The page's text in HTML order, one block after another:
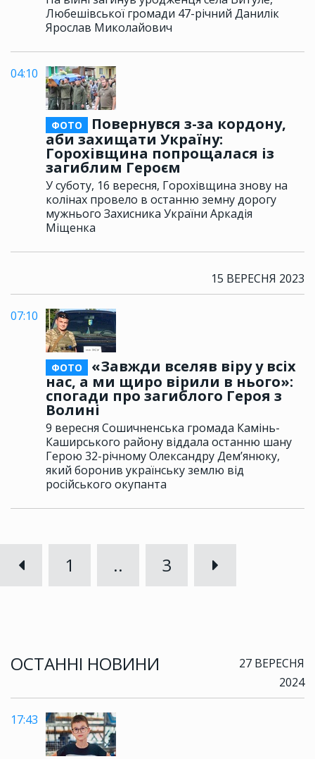
ОСТАННІ НОВИНИ
27 ВЕРЕСНЯ
2024
17:43
Любешівської громади 47-річний Данилік
Ярослав Миколайович
04:10
ФОТО
Повернувся з-за кордону,
аби захищати Україну:
Горохівщина попрощалася із
загиблим Героєм
У суботу, 16 вересня, Горохівщина знову на
колінах провело в останню земну дорогу
мужнього Захисника України Аркадія
Міщенка
15 ВЕРЕСНЯ 2023
07:10
ФОТО
«Завжди вселяв віру у всіх
нас, а ми щиро вірили в нього»:
спогади про загиблого Героя з
Волині
9 вересня Сошичненська громада Камінь-
Каширського району віддала останню шану
Герою 32-річному Олександру Дем’янюку,
який боронив українську землю від
російського окупанта
1 .. 3